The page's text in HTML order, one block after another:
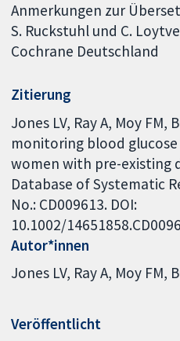
Anmerkungen zur
S. Ruckstuhl und C.
Cochrane Deutschland
Zitierung
Jones LV, Ray A, Moy FM,
monitoring blood
women with pre-existing
Database of Systematic
No.: CD009613. DOI:
10.1002/
Autor*innen
Jones LV Ray A Moy FM
Veröffentlicht